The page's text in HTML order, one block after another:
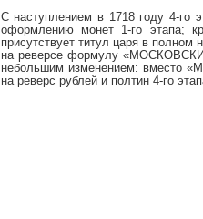
С наступлением в 1718 году 4-го
оформлению монет 1-го этапа;
присутствует титул царя в
на реверсе формулу
небольшим изменением: вместо
на реверс рублей и полтин 4-го